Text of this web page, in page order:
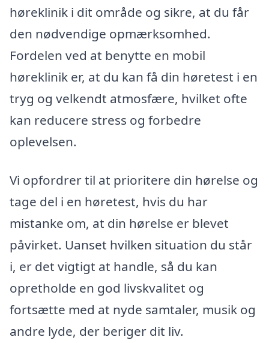
høreklinik i dit område og sikre, at du får
den nødvendige opmærksomhed.
Fordelen ved at benytte en mobil
høreklinik er, at du kan få din høretest i en
tryg og velkendt atmosfære, hvilket ofte
kan reducere stress og forbedre
oplevelsen.
Vi opfordrer til at prioritere din hørelse og
tage del i en høretest, hvis du har
mistanke om, at din hørelse er blevet
påvirket. Uanset hvilken situation du står
i, er det vigtigt at handle, så du kan
opretholde en god livskvalitet og
fortsætte med at nyde samtaler, musik og
andre lyde, der beriger dit liv.